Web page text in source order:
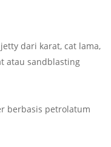
dari karat, cat lama,
atau sandblasting
berbasis petrolatum